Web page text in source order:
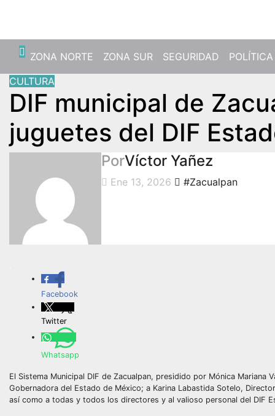
ZONA NORTE ZONA SUR SEGURIDAD
POLÍTICA
CULTURA
DIF municipal de
juguetes del DIF
PorVíctor Yañez
Ene 13, 2026 #Zacualpan
Facebook
Twitter
Whatsapp
El Sistema Municipal DIF de Zacualpan, presidido por Mónica
Gobernadora del Estado de México; a Karina Labastida Sotelo,
así como a todas y todos los directores y al valioso personal del DIF